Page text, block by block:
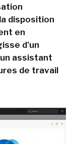
disposition
en
d'un
assistant
de travail